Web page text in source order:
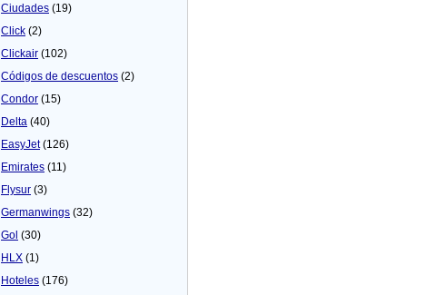
Ciudades (19)
Click (2)
Clickair (102)
Códigos de descuentos (2)
Condor (15)
Delta (40)
EasyJet(126)
Emirates (11)
Flysur (3)
Germanwings (32)
Gol (30)
HLX (1)
Hoteles (176)